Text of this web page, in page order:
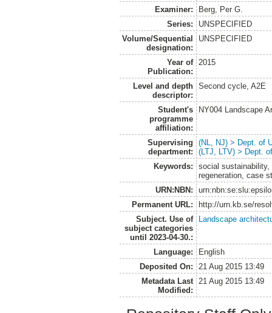
Examiner:
Berg, Per G.
Series:
UNSPECIFIED
Volume/Sequential
designation:
UNSPECIFIED
Year of
Publication:
2015
Level and depth
descriptor:
Second cycle, A2E
Student's
programme
affiliation:
NY004 Landscape
Supervising
department:
(NL, NJ) > Dept. of
(LTJ, LTV) > Dept.
Keywords:
social sustainability,
regeneration, case
URN:NBN:
Permanent URL:
http://urn.kb.se/
Subject. Use of
subject categories
until 2023-04-30.:
Landscape
Language:
English
Deposited On:
21 Aug 2015 13:49
Metadata Last
Modified:
21 Aug 2015 13:49